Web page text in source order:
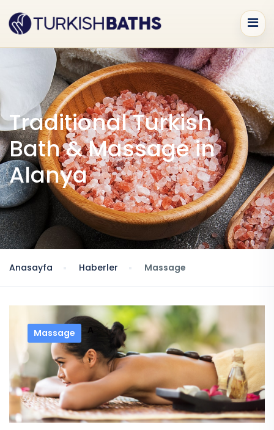
Traditional Turkish
Bath & Massage in
Alanya
Anasayfa Haberler Massage
A
Massage